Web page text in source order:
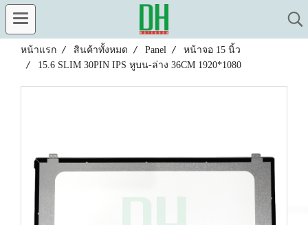
หน้าแรก สินค้าทั้งหมด Panel
หน้าจอ 15 นิ้ว
15.6 SLIM 30PIN IPS หูบน-ล่าง 36CM 1920*1080